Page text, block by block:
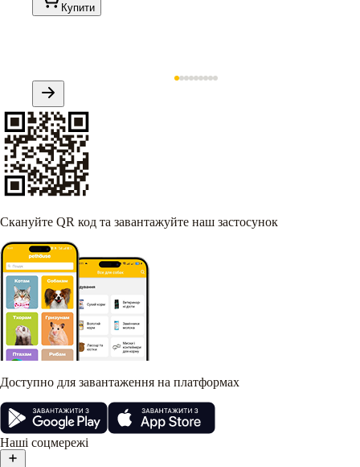
Купити
Скануйте QR код та завантажуйте наш застосунок
Доступно для завантаження на платформах
Наші соцмережі